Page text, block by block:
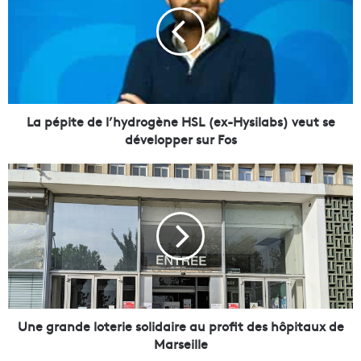
d
h
y
d
r
o
g
è
n
e
La pépite de l’hydrogène HSL (ex-Hysilabs) veut se
développer sur Fos
U
n
e
g
r
a
n
d
e
Une grande loterie solidaire au profit des hôpitaux de
Marseille